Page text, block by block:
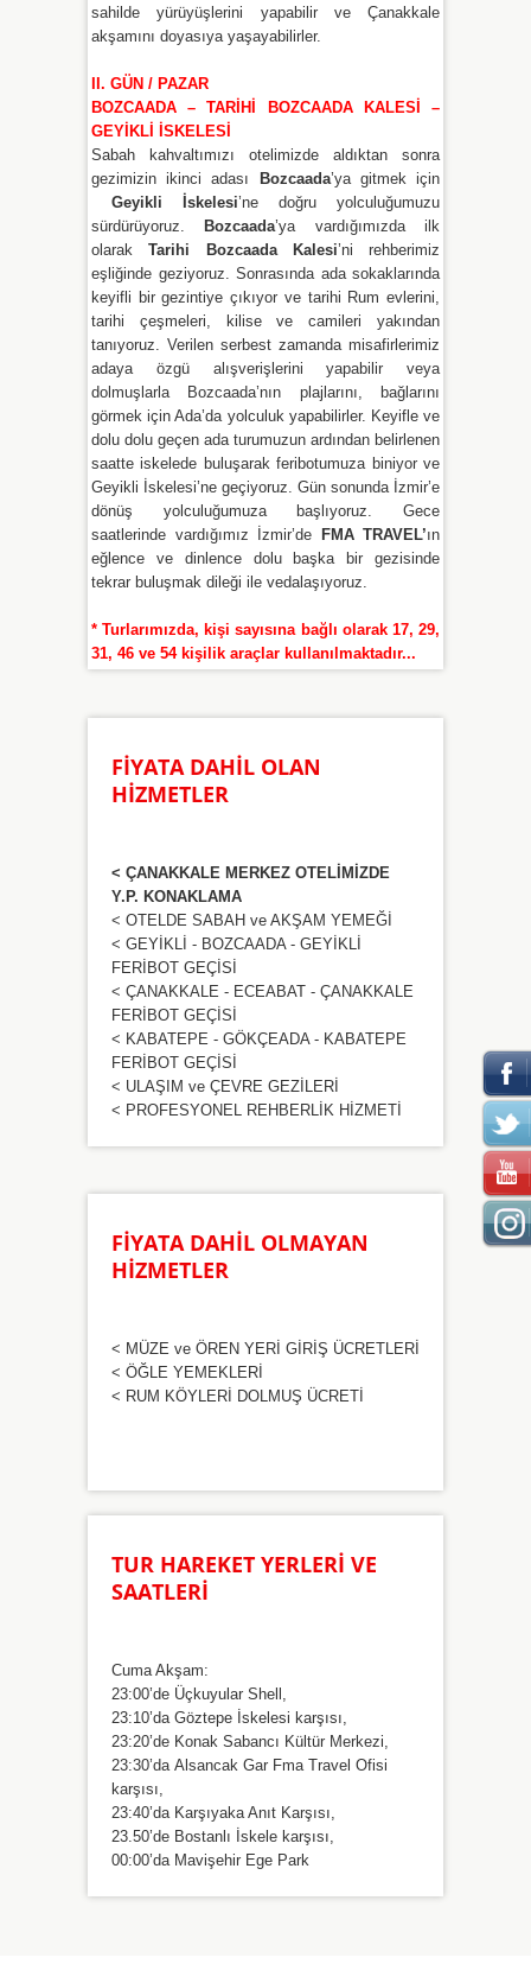
sahilde yürüyüşlerini yapabilir ve Çanakkale
akşamını doyasıya yaşayabilirler.
II. GÜN / PAZAR
BOZCAADA – TARİHİ BOZCAADA KALESİ –
GEYİKLİ İSKELESİ
Sabah kahvaltımızı otelimizde aldıktan sonra
gezimizin ikinci adası
Bozcaada’ya gitmek için
Geyikli
İskelesi’ne doğru yolculuğumuzu
sürdürüyoruz.
Bozcaada’ya vardığımızda ilk
olarakTarihi Bozcaada Kalesi’ni rehberimiz
eşliğinde geziyoruz. Sonrasında ada sokaklarında
keyifli bir gezintiye çıkıyor ve tarihi Rum evlerini,
tarihi çeşmeleri, kilise ve camileri yakından
tanıyoruz. Verilen serbest zamanda misafirlerimiz
adaya özgü alışverişlerini yapabilir veya
dolmuşlarla Bozcaada’nın plajlarını, bağlarını
görmek için Ada’da yolculuk yapabilirler. Keyifle ve
dolu dolu geçen ada turumuzun ardından belirlenen
saatte iskelede buluşarak feribotumuza biniyor ve
Geyikli İskelesi’ne geçiyoruz. Gün sonunda İzmir’e
dönüş yolculuğumuza başlıyoruz. Gece
saatlerinde vardığımız İzmir’de
FMA TRAVEL’ın
eğlence ve dinlence dolu başka bir gezisinde
tekrar buluşmak dileği ile vedalaşıyoruz.
* Turlarımızda, kişi sayısına bağlı olarak 17, 29,
31, 46 ve 54 kişilik araçlar kullanılmaktadır...
FİYATA DAHİL OLAN
HİZMETLER
< ÇANAKKALE MERKEZ OTELİMİZDE
Y.P. KONAKLAMA
< OTELDE SABAH ve AKŞAM YEMEĞİ
< GEYİKLİ - BOZCAADA - GEYİKLİ
FERİBOT GEÇİSİ
< ÇANAKKALE - ECEABAT - ÇANAKKALE
FERİBOT GEÇİSİ
< KABATEPE - GÖKÇEADA - KABATEPE
FERİBOT GEÇİSİ
< ULAŞIM ve ÇEVRE GEZİLERİ
< PROFESYONEL REHBERLİK HİZMETİ
FİYATA DAHİL OLMAYAN
HİZMETLER
< MÜZE ve ÖREN YERİ GİRİŞ ÜCRETLERİ
< ÖĞLE YEMEKLERİ
< RUM KÖYLERİ DOLMUŞ ÜCRETİ
TUR HAREKET YERLERİ VE
SAATLERİ
Cuma Akşam:
23:00’de Üçkuyular Shell,
23:10’da Göztepe İskelesi karşısı,
23:20’de Konak Sabancı Kültür Merkezi,
23:30’da Alsancak Gar Fma Travel Ofisi
karşısı,
23:40’da Karşıyaka Anıt Karşısı,
23.50’de Bostanlı İskele karşısı,
00:00’da Mavişehir Ege Park